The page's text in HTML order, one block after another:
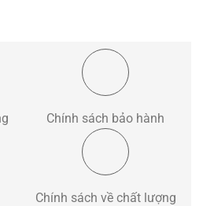
Chính sách bảo hành
Chính sách về chất lượng